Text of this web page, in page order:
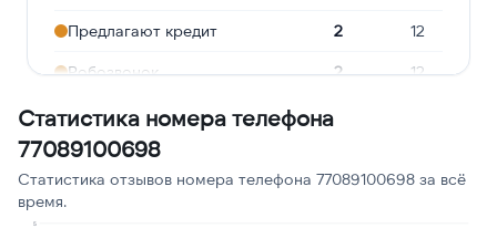
Предлагают кредит 2 12
Робозвонок 2 12
Ошибочный звонок
Подозрение на
мошенничество
Статистика номера телефона
77089100698
Статистика отзывов номера телефона 77089100698 за всё
время.
5